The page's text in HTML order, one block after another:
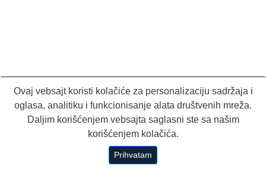
Ovaj vebsajt koristi kolačiće za personalizaciju sadržaja i
oglasa, analitiku i funkcionisanje alata društvenih mreža.
Daljim korišćenjem vebsajta saglasni ste sa našim
korišćenjem kolačića.
Prihvatam